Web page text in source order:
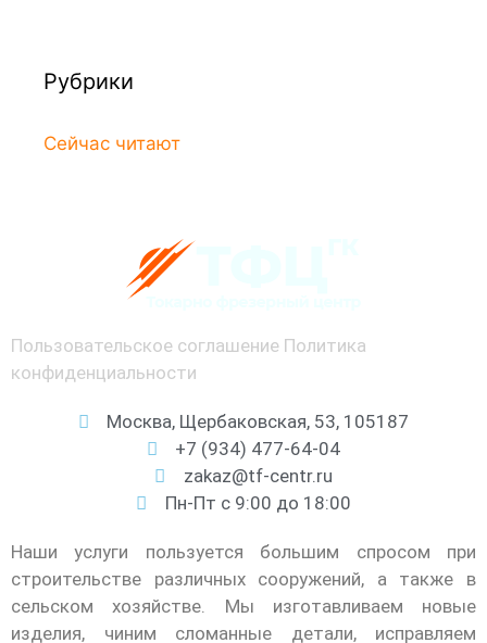
Рубрики
Сейчас читают
Пользовательское соглашение Политика
конфиденциальности
Москва, Щербаковская, 53, 105187
+7 (934) 477-64-04
zakaz@tf-centr.ru
Пн-Пт с 9:00 до 18:00
Наши услуги пользуется большим спросом при
строительстве различных сооружений, а также в
сельском хозяйстве. Мы изготавливаем новые
изделия, чиним сломанные детали, исправляем